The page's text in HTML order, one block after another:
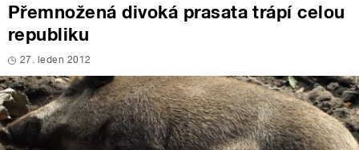
Přemnožená divoká prasata trápí celou
republiku
27. leden 2012